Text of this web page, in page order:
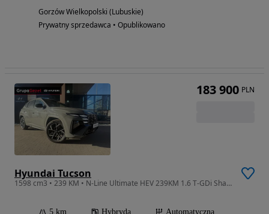
Gorzów Wielkopolski (Lubuskie)
Prywatny sprzedawca • Opublikowano
Hyundai Tucson
1598 cm3 • 239 KM • N-Line Ultimate HEV 239KM 1.6 T-GDi Shadow Gray
5 km Hybryda
Automatyczna
183 900 PLN